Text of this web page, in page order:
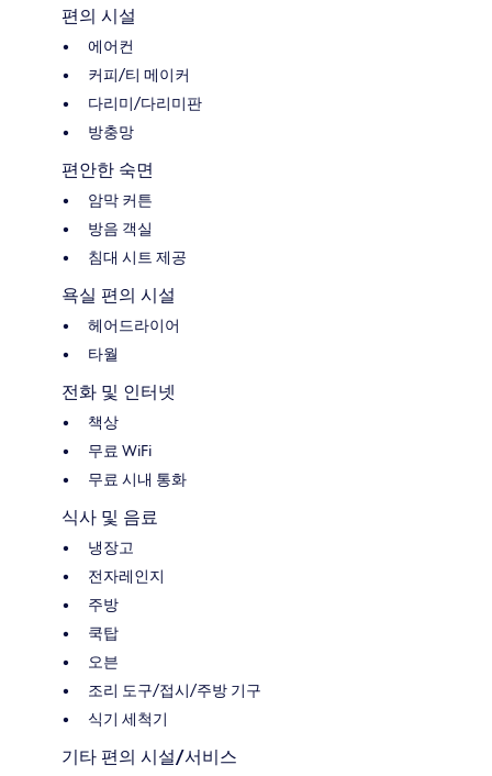
편의 시설
에어컨
커피/티 메이커
다리미/다리미판
방충망
편안한 숙면
암막 커튼
방음 객실
침대 시트 제공
욕실 편의 시설
헤어드라이어
타월
전화 및 인터넷
책상
무료 WiFi
무료 시내 통화
식사 및 음료
냉장고
전자레인지
주방
쿡탑
오븐
조리 도구/접시/주방 기구
식기 세척기
기타 편의 시설/서비스